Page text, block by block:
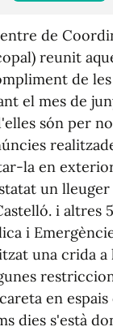
de
reunit
de
el mes de
són per
la en
un
i altres
i
una crida a
en
dies s'està